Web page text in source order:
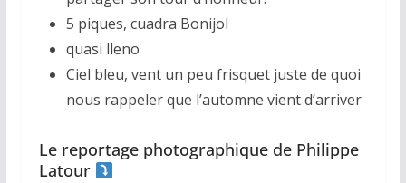
5 piques, cuadra Bonijol
quasi lleno
Ciel bleu, vent un peu frisquet juste de quoi
nous rappeler que l’automne vient d’arriver
Le reportage photographique de Philippe
Latour